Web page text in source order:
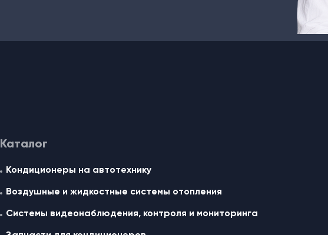
Каталог
Кондиционеры на автотехнику
Воздушные и жидкостные cистемы отопления
Системы видеонаблюдения, контроля и мониторинга